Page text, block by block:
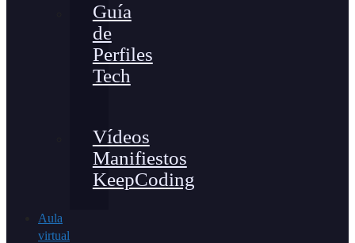
Guía
de
Perfiles
Tech
Vídeos
Manifiestos
KeepCoding
Aula
virtual